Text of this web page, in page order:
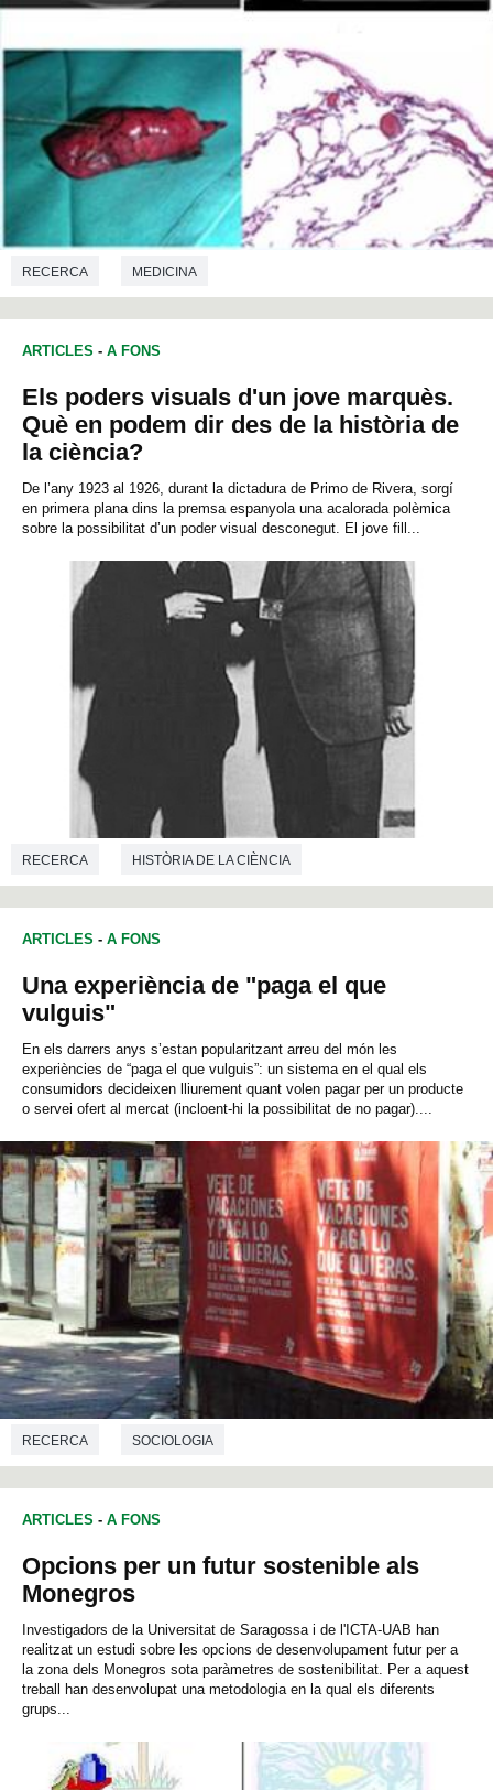
RECERCA MEDICINA
ARTICLES - A FONS
Els poders visuals d'un jove marquès.
Què en podem dir des de la història de
la ciència?
De l’any 1923 al 1926, durant la dictadura de Primo de Rivera, sorgí
en primera plana dins la premsa espanyola una acalorada polèmica
sobre la possibilitat d’un poder visual desconegut. El jove fill...
RECERCA HISTÒRIA DE LA CIÈNCIA
ARTICLES - A FONS
Una experiència de "paga el que
vulguis"
En els darrers anys s’estan popularitzant arreu del món les
experiències de “paga el que vulguis”: un sistema en el qual els
consumidors decideixen lliurement quant volen pagar per un producte
o servei ofert al mercat (incloent-hi la possibilitat de no pagar)....
RECERCA SOCIOLOGIA
ARTICLES - A FONS
Opcions per un futur sostenible als
Monegros
Investigadors de la Universitat de Saragossa i de l'ICTA-UAB han
realitzat un estudi sobre les opcions de desenvolupament futur per a
la zona dels Monegros sota paràmetres de sostenibilitat. Per a aquest
treball han desenvolupat una metodologia en la qual els diferents
grups...